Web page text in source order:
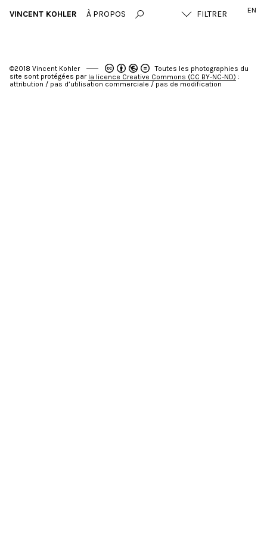
VINCENT KOHLER À PROPOS EN
©2018 Vincent Kohler
Toutes les photographies du
site sont protégées par la licence Creative Commons (CC BY-NC-ND) :
attribution / pas d’utilisation commerciale / pas de modification